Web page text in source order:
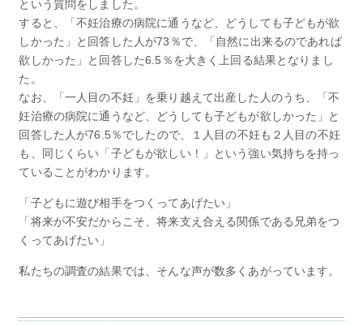
という質問をしました。
すると、「不妊治療の病院に通うなど、どうしても子どもが欲
しかった」と回答した人が73％で、「自然に出来るのであれば
欲しかった」と回答した6.5％を大きく上回る結果となりまし
た。
なお、「一人目の不妊」を乗り越えて出産した人のうち、「不
妊治療の病院に通うなど、どうしても子どもが欲しかった」と
回答した人が76.5％でしたので、１人目の不妊も２人目の不妊
も、同じくらい「子どもが欲しい！」という強い気持ちを持っ
ていることがわかります。
「子どもに遊び相手をつくってあげたい」
「将来が不安だからこそ、将来支え合える関係である兄弟をつ
くってあげたい」
私たちの調査の結果では、そんな声が数多くあがっています。